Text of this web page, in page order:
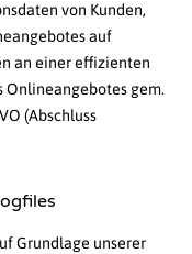
von Kunden,
auf
an einer effizienten
Onlineangebotes gem.
(Abschluss
Grundlage unserer